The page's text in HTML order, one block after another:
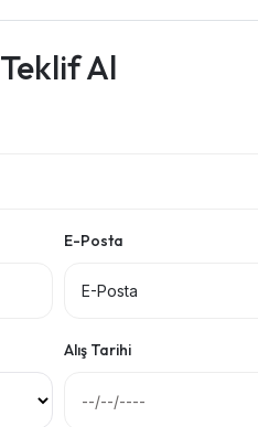
Teklif Al
E-Posta
Alış Tarihi